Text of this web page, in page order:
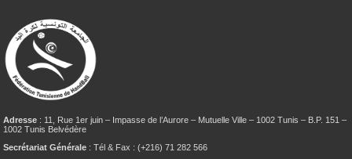
Adresse : 11, Rue 1er juin – Impasse de l’Aurore – Mutuelle Ville – 1002 Tunis – B.P. 151 –
1002 Tunis Belvédère
Secrétariat Générale : Tél & Fax : (+216) 71 282 566